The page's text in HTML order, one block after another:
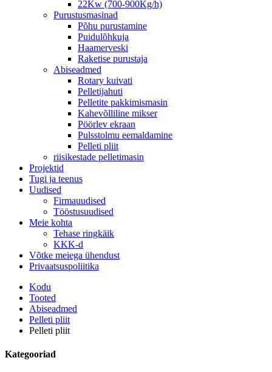
22Kw (700-900Kg/h)
Purustusmasinad
Põhu purustamine
Puidulõhkuja
Haamerveski
Raketise purustaja
Abiseadmed
Rotary kuivati
Pelletijahuti
Pelletite pakkimismasin
Kahevõlliline mikser
Pöörlev ekraan
Pulsstolmu eemaldamine
Pelleti pliit
riisikestade pelletimasin
Projektid
Tugi ja teenus
Uudised
Firmauudised
Tööstusuudised
Meie kohta
Tehase ringkäik
KKK-d
Võtke meiega ühendust
Privaatsuspoliitika
Kodu
Tooted
Abiseadmed
Pelleti pliit
Pelleti pliit
Kategooriad